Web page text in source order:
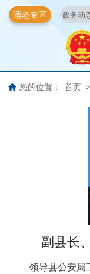
适老专区
您的位置： 首页 >
副县长
领导县公安局